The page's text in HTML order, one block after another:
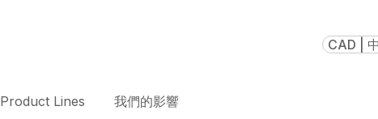
CAD |
Product Lines 我們的影響